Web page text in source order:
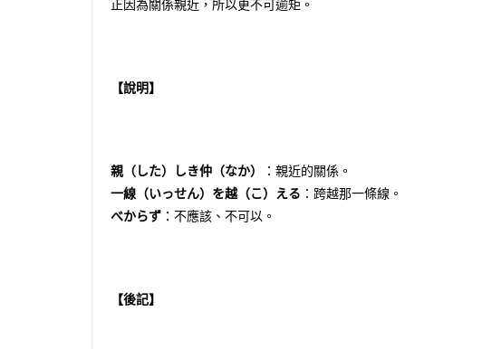
正因為關係親近，所以更不可逾矩。
【說明】
親（した）しき仲（なか）
：親近的關係。
一線（いっせん）を越（こ）える ：跨越那一條線。
べからず ：不應該、不可以。
【後記】